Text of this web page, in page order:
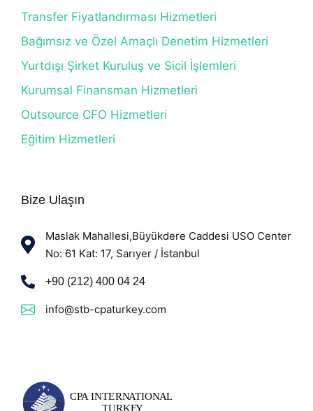
Transfer Fiyatlandırması Hizmetleri
Bağımsız ve Özel Amaçlı Denetim Hizmetleri
Yurtdışı Şirket Kuruluş ve Sicil İşlemleri
Kurumsal Finansman Hizmetleri
Outsource CFO Hizmetleri
Eğitim Hizmetleri
Bize Ulaşın
Maslak Mahallesi,Büyükdere Caddesi USO Center
No: 61 Kat: 17, Sarıyer / İstanbul
+90 (212) 400 04 24
info@stb-cpaturkey.com